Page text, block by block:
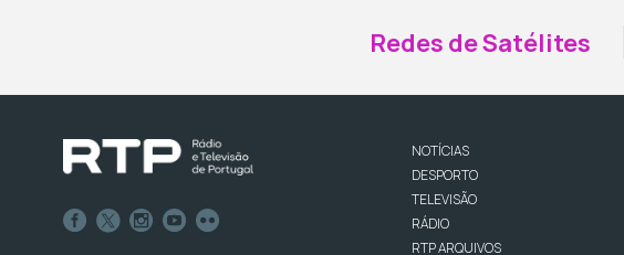
Redes de Satélites
NOTÍCIAS
DESPORTO
TELEVISÃO
RÁDIO
RTP ARQUIVOS